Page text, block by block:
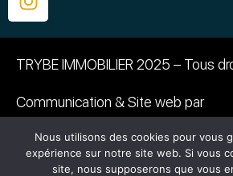
TRYBE IMMOBILIER 2025 – Tous
Communication & Site web par
PHOTOGRAPHIE :
©Caroline BAZIN – ©Emmanuelle
Nous utilisons des cookies pour vous
expérience sur notre site web. Si vous
site, nous supposerons que vous